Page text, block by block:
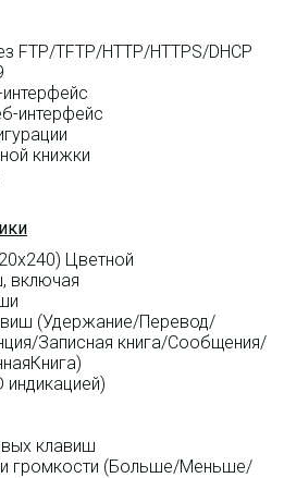
FTP/TFTP/HTTP/HTTPS/DHCP
интерфейс
книжки
Цветной
включая
(Удержание/Перевод/
Записная книга/Сообщения/
индикацией)
клавиш
громкости (Больше/Меньше/